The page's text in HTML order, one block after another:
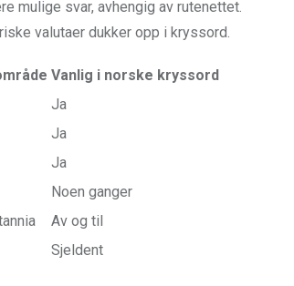
mulige svar, avhengig av rutenettet.
valutaer dukker opp i kryssord.
Vanlig i norske kryssord
Ja
Ja
Ja
Noen ganger
Av og til
Sjeldent